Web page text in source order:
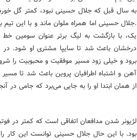
به سال قبل که جلال حسینی نبود، کمتر گل
.جلال حسینی اما همراه ملوان ماند و با این
یک، با بازگشت به لیگ برتر عنوان سومین
درخشان باعث شد تا سایپا مشتری او شود.
برود و خیلی زود مسیر موفقیت و محبوبیت
آهن و اشتباه اطرافیان پروین باعث شد تا
از همان ابتدا او را به جایی می‌برد که جامی در
لژیونر شدن مدافعان اتفاقی است که کمتر در
بود. با این حال جلال حسینی توانست این کار